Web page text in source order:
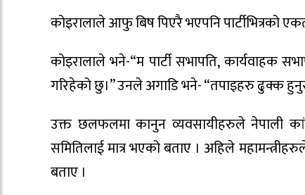
कोइरालाले आफु बिष पिएरै भएपनि पार्टीभित्रको
कोइरालाले भने-“म पार्टी सभापति, कार्यवाहक
गरिहेको छु।” उनले अगाडि भने- “तपाइहरु ढुक्क
उक्त छलफलमा कानुन व्यवसायीहरुले नेपाली
समितिलाई मात्र भएको बताए । अहिले
बताए ।